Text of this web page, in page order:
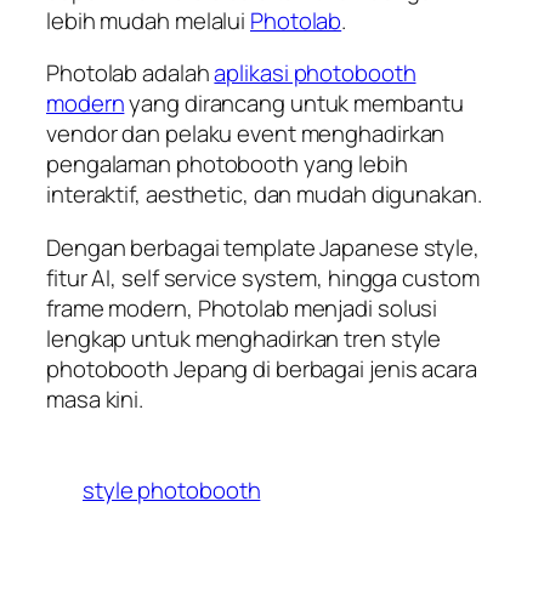
lebih mudah melalui Photolab.
Photolab adalahaplikasi photobooth
modernyang dirancang untuk membantu
vendor dan pelaku event menghadirkan
pengalaman photobooth yang lebih
interaktif, aesthetic, dan mudah digunakan.
Dengan berbagai template Japanese style,
fitur AI, self service system, hingga custom
frame modern, Photolab menjadi solusi
lengkap untuk menghadirkan tren style
photobooth Jepang di berbagai jenis acara
masa kini.
style photobooth